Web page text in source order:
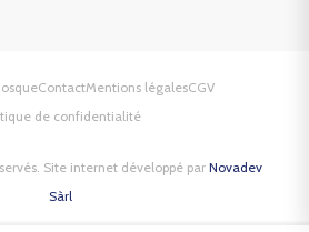
Site internet développé par Novadev
Sàrl
ContactMentions légalesCGV
de confidentialité